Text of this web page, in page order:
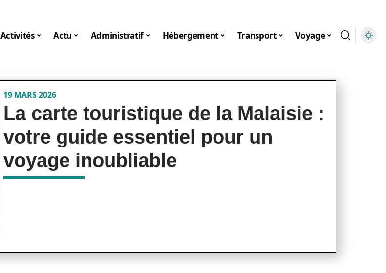
Activités Actu Administratif Hébergement Transport Voyage
19 MARS 2026
La carte touristique de la Malaisie :
votre guide essentiel pour un
voyage inoubliable